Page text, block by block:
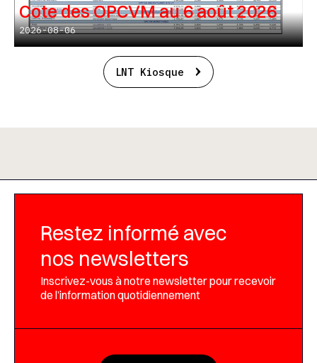
Cote des OPCVM au 6 août 2026
2026-08-06
LNT Kiosque
Restez informé avec
nos newsletters
Inscrivez-vous à notre newsletter pour recevoir
de l’information quotidiennement